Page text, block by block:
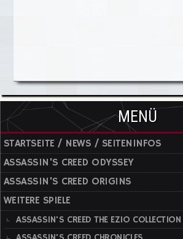
MENÜ
STARTSEITE / NEWS / SEITENINFOS
ASSASSIN'S CREED ODYSSEY
ASSASSIN'S CREED ORIGINS
WEITERE SPIELE
ASSASSIN'S CREED THE EZIO COLLECTION